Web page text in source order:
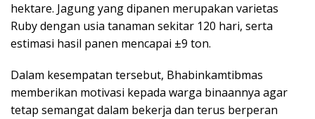
hektare. Jagung yang dipanen merupakan varietas
Ruby dengan usia tanaman sekitar 120 hari, serta
estimasi hasil panen mencapai ±9 ton.
Dalam kesempatan tersebut, Bhabinkamtibmas
memberikan motivasi kepada warga binaannya agar
tetap semangat dalam bekerja dan terus berperan